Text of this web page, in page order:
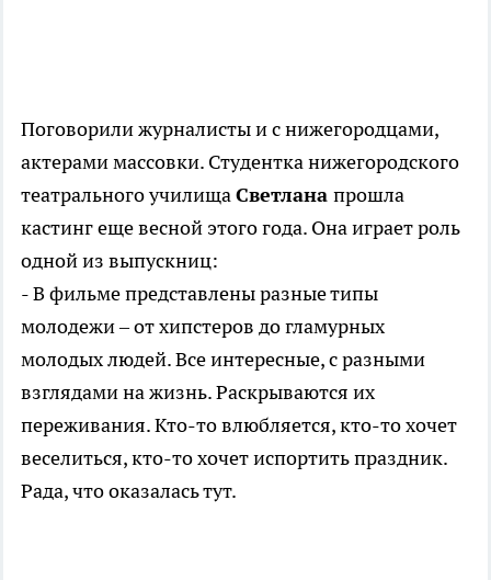
Поговорили журналисты и с нижегородцами,
актерами массовки. Студентка нижегородского
театрального училищаСветлана прошла
кастинг еще весной этого года. Она играет роль
одной из выпускниц:
- В фильме представлены разные типы
молодежи – от хипстеров до гламурных
молодых людей. Все интересные, с разными
взглядами на жизнь. Раскрываются их
переживания. Кто-то влюбляется, кто-то хочет
веселиться, кто-то хочет испортить праздник.
Рада, что оказалась тут.